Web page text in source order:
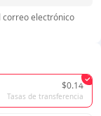
correo electrónico
$0.14
Tasas de transferencia